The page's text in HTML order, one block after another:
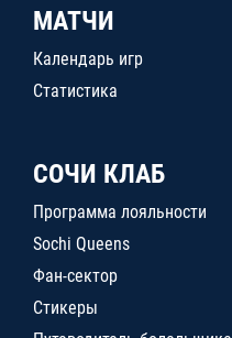
МАТЧИ
Календарь игр
Статистика
СОЧИ КЛАБ
Программа лояльности
Sochi Queens
Фан-сектор
Стикеры